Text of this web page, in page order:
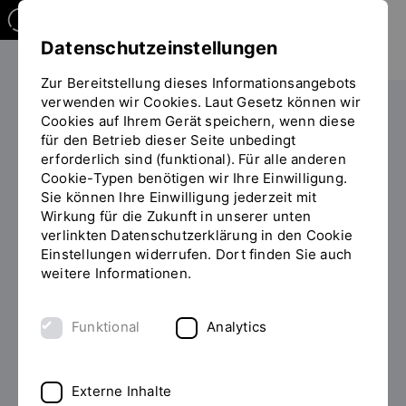
Datenschutzeinstellungen
Zur Bereitstellung dieses Informationsangebots
verwenden wir Cookies. Laut Gesetz können wir
Cookies auf Ihrem Gerät speichern, wenn diese
für den Betrieb dieser Seite unbedingt
erforderlich sind (funktional). Für alle anderen
Cookie-Typen benötigen wir Ihre Einwilligung.
Sie können Ihre Einwilligung jederzeit mit
Wirkung für die Zukunft in unserer unten
verlinkten Datenschutzerklärung in den Cookie
Einstellungen widerrufen. Dort finden Sie auch
weitere Informationen.
Funktional Analytics
Externe Inhalte